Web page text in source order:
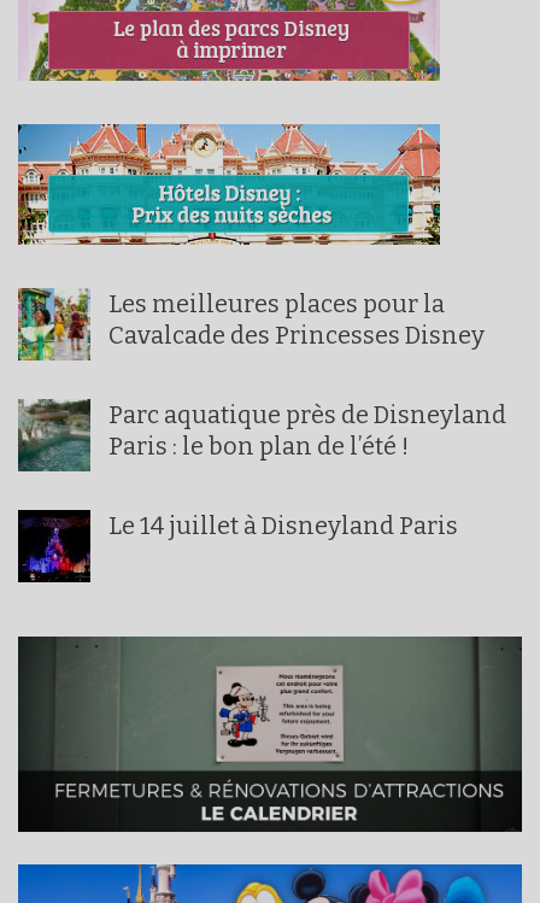
Les meilleures places pour la
Cavalcade des Princesses Disney
Parc aquatique près de Disneyland
Paris : le bon plan de l’été !
Le 14 juillet à Disneyland Paris